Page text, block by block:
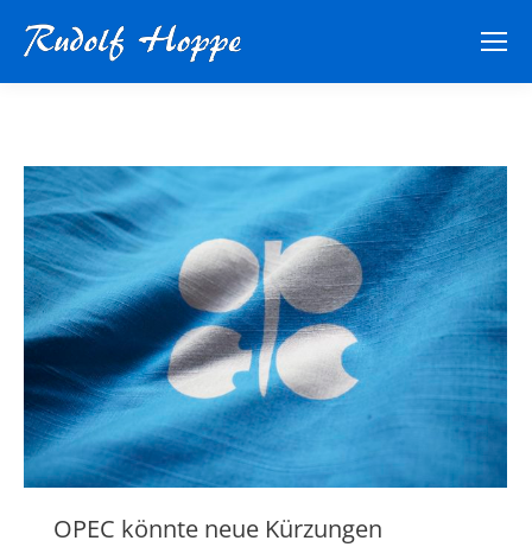
OPEC könnte neue Kürzungen